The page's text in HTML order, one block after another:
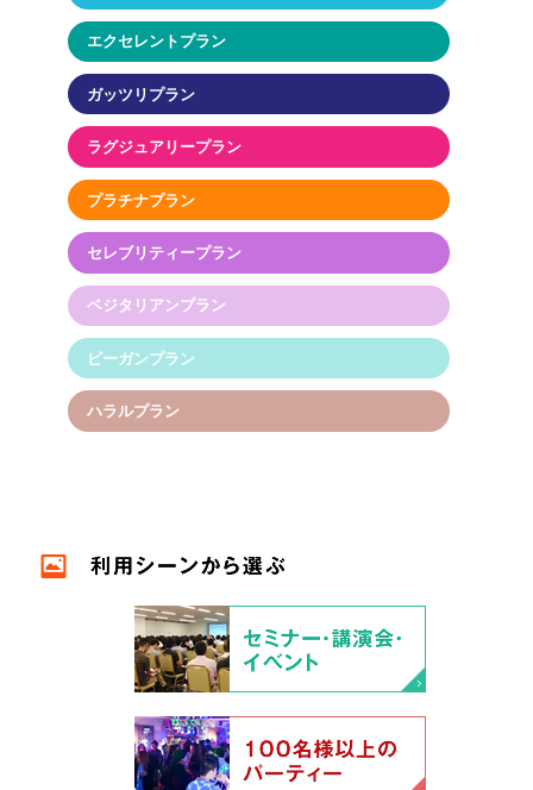
エクセレントプラン
ガッツリプラン
ラグジュアリープラン
プラチナプラン
セレブリティープラン
ベジタリアンプラン
ビーガンプラン
ハラルプラン